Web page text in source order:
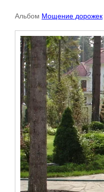
Альбом Мощение дорожек